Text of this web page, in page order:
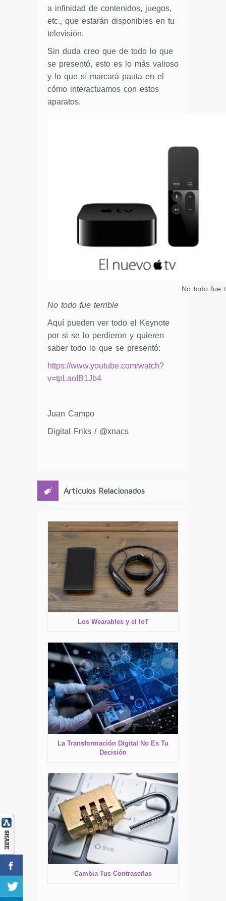
a infinidad de contenidos, juegos,
etc., que estarán disponibles en tu
televisión.
Sin duda creo que de todo lo que
se presentó, esto es lo más valioso
y lo que sí marcará pauta en el
cómo interactuamos con estos
aparatos.
No todo fue
No todo fue terrible
Aquí pueden ver todo el Keynote
por si se lo perdieron y quieren
saber todo lo que se presentó:
https://www.youtube.com/watch?
v=tpLaoIB1Jb4
Juan Campo
Digital Friks / @xnacs
Artículos Relacionados
Los Wearables y el IoT
La Transformación Digital No Es Tu
Decisión
Cambia Tus Contraseñas